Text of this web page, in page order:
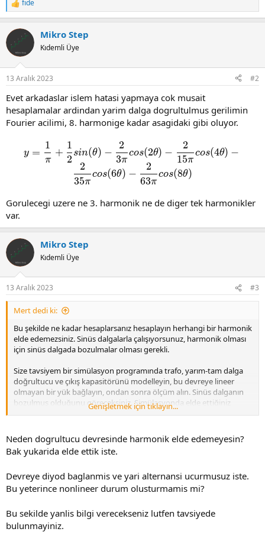
R
e
c
t
i
s
fide
Mikro Step
Kıdemli Üye
13 Aralık 2023 #2
Evet arkadaslar islem hatasi yapmaya cok musait
hesaplamalar ardindan yarim dalga dogrultulmus gerilimin
Fourier acilimi, 8. harmonige kadar asagidaki gibi oluyor.
y =
π
1
+
2
1
sin(θ) −
3π
2
cos(2θ) −
15π
2
cos(4θ) −
35π
2
cos(6θ) −
63π
2
cos(8θ)
Gorulecegi uzere ne 3. harmonik ne de diger tek harmonikler
var.
Mikro Step
Kıdemli Üye
13 Aralık 2023 #3
Mert dedi ki:
Bu şekilde ne kadar hesaplarsanız hesaplayın herhangi bir harmonik
elde edemezsiniz. Sinüs dalgalarla çalışıyorsunuz, harmonik olması
için sinüs dalgada bozulmalar olması gerekli.
Size tavsiyem bir simülasyon programında trafo, yarım-tam dalga
doğrultucu ve çıkış kapasitörünü modelleyin, bu devreye lineer
olmayan bir yük bağlayın, ondan sonra ölçüm alın. Sinüs dalganın
bozulmuş olduğunu göreceksiniz. Simülasyonda elde ettiğiniz
dalgaya FFT uygulayıp harmonikleri görün. Devredeki elemanları
modellenmiş halini bulun. Bir de benim fikrim bu hesapları elle
yapmanın bir anlamı yok, nasıl yapılacağını öğrenmek istiyorsanız
öğrenin ama bu hesapları yapan programlar varken kendinize
Genişletmek için tıklayın...
Neden dogrultucu devresinde harmonik elde edemeyesin?
Bak yukarida elde ettik iste.
Devreye diyod baglanmis ve yari alternansi ucurmusuz iste.
Bu yeterince nonlineer durum olusturmamis mi?
Bu sekilde yanlis bilgi verecekseniz lutfen tavsiyede
bulunmayiniz.